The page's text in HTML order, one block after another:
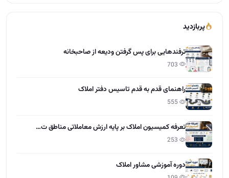
پربازدید
ترفندهایی برای پس گرفتن ودیعه از صاحبخانه
راهنمای قدم به قدم تاسیس دفتر املاک
تعرفه کمیسیون املاک بر پایه ارزش معاملاتی مناطق ت…
دوره آموزشی مشاور املاک